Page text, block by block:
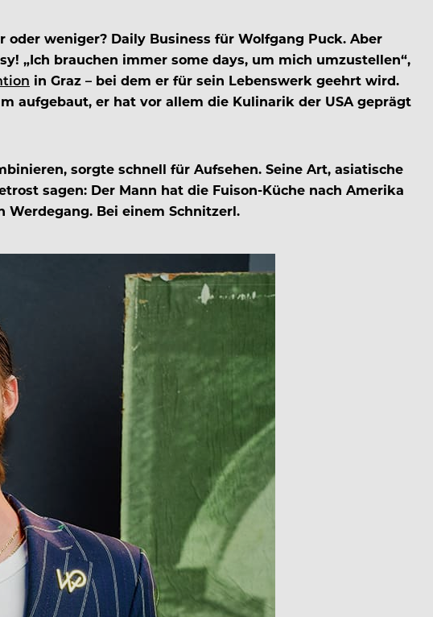
weniger? Daily Business für Wolfgang Puck. Aber
„Ich brauchen immer some days, um mich umzustellen“,
in Graz – bei dem er für sein Lebenswerk geehrt wird.
aufgebaut, er hat vor allem die Kulinarik der USA geprägt
sorgte schnell für Aufsehen. Seine Art, asiatische
sagen: Der Mann hat die Fuison-Küche nach Amerika
Bei einem Schnitzerl.